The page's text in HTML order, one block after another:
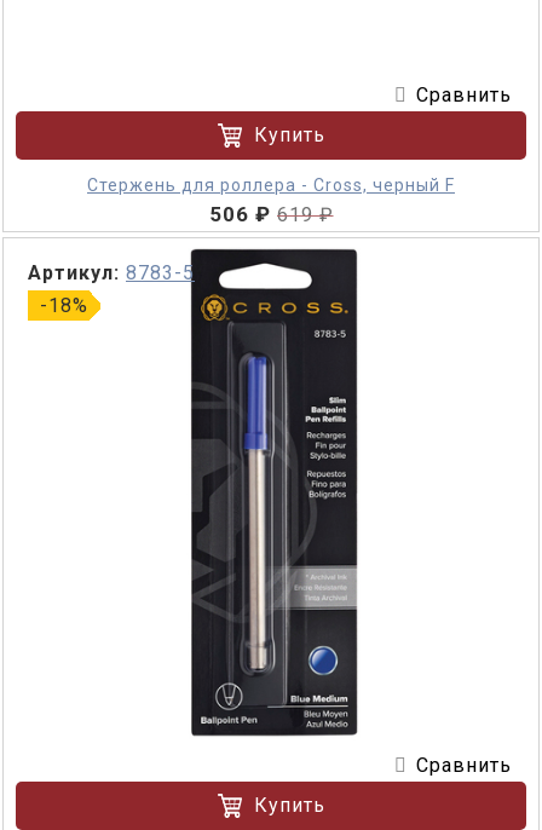
Сравнить
Купить
Стержень для роллера - Cross, черный F
506 ₽ 619 ₽
-18%
Артикул: 8783-5
Сравнить
Купить